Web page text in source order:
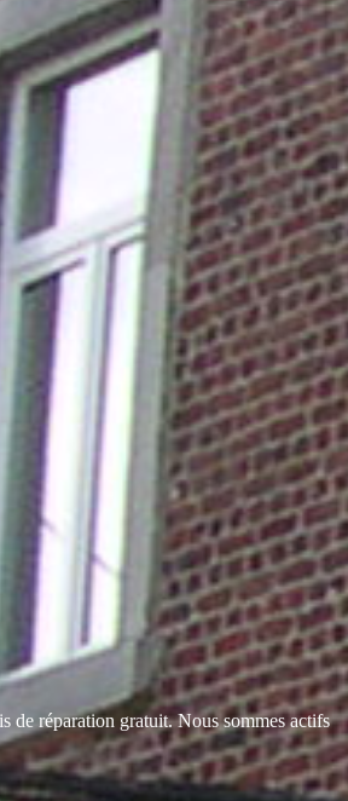
de réparation gratuit. Nous sommes actifs